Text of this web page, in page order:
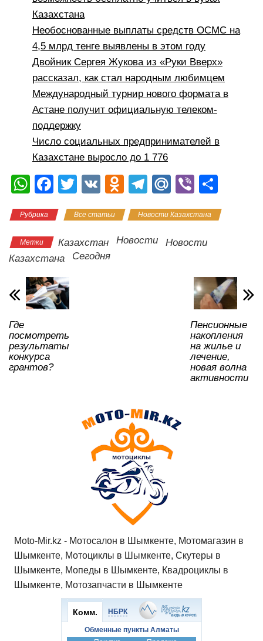
Казахстана
Необоснованные выплаты средств ОСМС на
4,5 млрд тенге выявлены в этом году
Двойник Сергея Жукова из «Руки Вверх»
рассказал, как стал народным любимцем
Международный турнир нового формата в
Астане получит официальную телеком-
поддержку
Число социальных предпринимателей в
Казахстане выросло до 1 776
W
at
s
A
p
p
F
c
e
b
o
o
k
T
tt
er
V
O
n
o
T
e
gr
M
.R
u
Vi
er р
и
ть
Рубрика Все статьи Новости Казахстана
Метки Казахстан Новости
Новости
Казахстана
Сегодня
Где
посмотреть
результаты
конкурса
грантов?
Пенсионные
накопления
на жилье и
лечение,
новая волна
активности
Moto-Mir.kz - Мотосалон в Шымкенте, Мотомагазин в
Шымкенте, Мотоциклы в Шымкенте, Скутеры в
Шымкенте, Мопеды в Шымкенте, Квадроциклы в
Шымкенте, Мотозапчасти в Шымкенте